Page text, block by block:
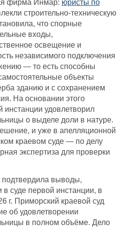
фирма Инмар: юристы по
строительно-техническую
что спорные
входы,
освещение и
независимого подключения
— то есть способны
объекты
зданию и с сохранением
На основании этого
инстанции удовлетворил
о выделе доли в натуре.
и уже в апелляционной
краевом суде — по делу
экспертиза для проверки
подтвердила выводы,
суде первой инстанции, в
г. Приморский краевой суд
об удовлетворении
в полном объёме. Дело